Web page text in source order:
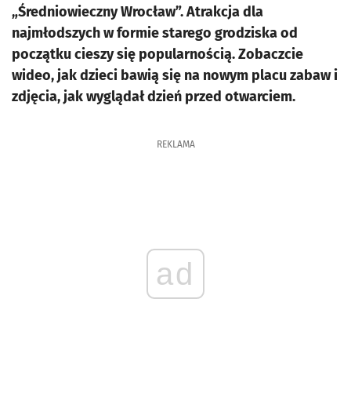
„Średniowieczny Wrocław”. Atrakcja dla
najmłodszych w formie starego grodziska od
początku cieszy się popularnością. Zobaczcie
wideo, jak dzieci bawią się na nowym placu zabaw i
zdjęcia, jak wyglądał dzień przed otwarciem.
REKLAMA
ad